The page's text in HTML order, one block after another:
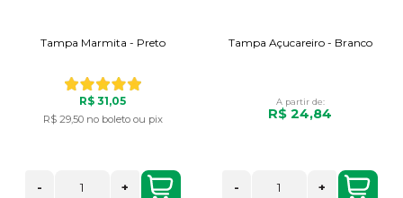
Tampa Marmita - Preto
R$ 31,05
R$ 29,50 no boleto ou pix
- +
Tampa Açucareiro - Branco
A partir de:
R$ 24,84
- +